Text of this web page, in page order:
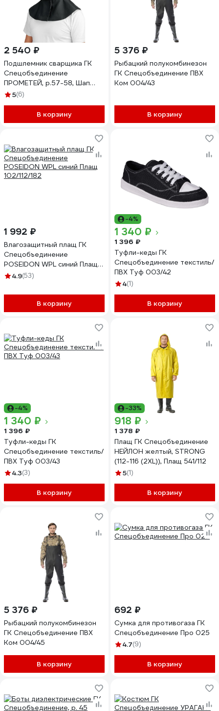
2 540 ₽
Подшлемник сварщика ГК
Спецобъединение
ПРОМЕТЕЙ, р.57-58, Шап
335/57
5(6)
В корзину
5 376 ₽
Рыбацкий полукомбинезон
ГК Спецобъединение ПВХ
Ком 004/43
В корзину
1 992 ₽
Влагозащитный плащ ГК
Спецобъединение
POSEIDON WPL синий Плащ
102/112/182
4.9(53)
В корзину
-4%
1 340 ₽
1 396 ₽
Туфли-кеды ГК
Спецобъединение текстиль/
ПВХ Туф 003/42
4(1)
В корзину
-4%
1 340 ₽
1 396 ₽
Туфли-кеды ГК
Спецобъединение текстиль/
ПВХ Туф 003/43
4.3(3)
В корзину
-33%
918 ₽
1 378 ₽
Плащ ГК Спецобъединение
НЕЙЛОН желтый, STRONG
(112-116 (2XL)), Плащ 541/112
5(1)
В корзину
5 376 ₽
Рыбацкий полукомбинезон
ГК Спецобъединение ПВХ
Ком 004/45
В корзину
692 ₽
Сумка для противогаза ГК
Спецобъединение Про 025
4.7(9)
В корзину